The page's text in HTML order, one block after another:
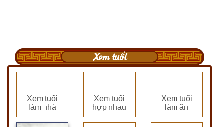
Xem tuổi
Xem tuổi
làm nhà
Xem tuổi
hợp nhau
Xem tuổi
làm ăn